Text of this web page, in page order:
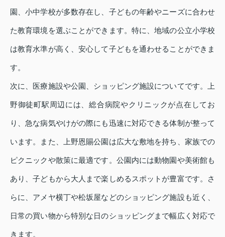
園、小中学校が多数存在し、子どもの年齢やニーズに合わせ
た教育環境を選ぶことができます。特に、地域の公立小学校
は教育水準が高く、安心して子どもを通わせることができま
す。
次に、医療施設や公園、ショッピング施設についてです。上
野御徒町駅周辺には、総合病院やクリニックが点在してお
り、急な病気やけがの際にも迅速に対応できる体制が整って
います。また、上野恩賜公園は広大な敷地を持ち、家族での
ピクニックや散策に最適です。公園内には動物園や美術館も
あり、子どもから大人まで楽しめるスポットが豊富です。さ
らに、アメヤ横丁や松坂屋などのショッピング施設も近く、
日常の買い物から特別な日のショッピングまで幅広く対応で
きます。